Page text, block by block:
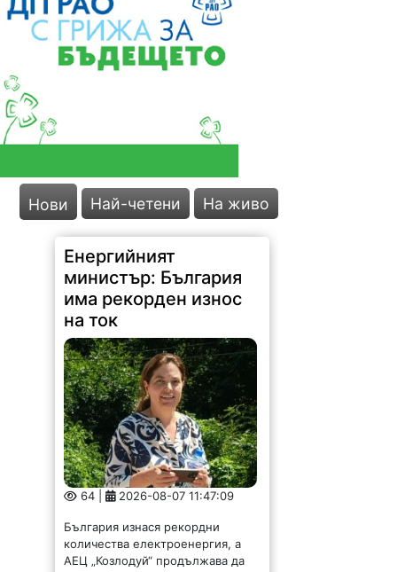
Нови Най-четени На живо
Енергийният
министър: България
има рекорден износ
на ток
64 | 2026-08-07 11:47:09
България изнася рекордни
количества електроенергия, а
АЕЦ „Козлодуй“ продължава да